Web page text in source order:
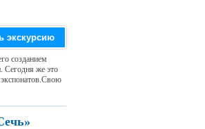
экскурсию
созданием
Сегодня же это